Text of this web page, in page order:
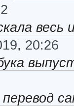
весь
20:26
перевод